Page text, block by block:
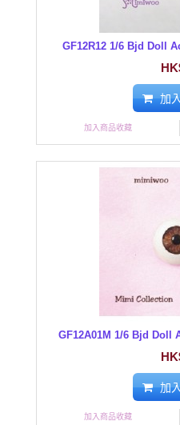
GF12R12 1/6 Bjd Doll
加
加入商品收藏
GF12A01M 1/6 Bjd Doll
加
加入商品收藏